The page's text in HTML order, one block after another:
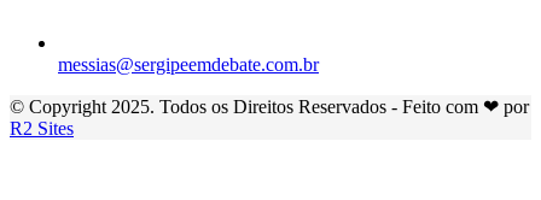
messias@sergipeemdebate.com.br
© Copyright 2025. Todos os Direitos Reservados - Feito com ❤ por
R2 Sites